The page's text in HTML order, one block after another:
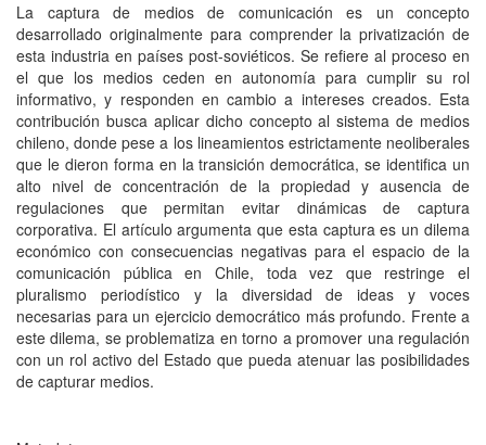
La captura de medios de comunicación es un concepto
desarrollado originalmente para comprender la privatización de
esta industria en países post-soviéticos. Se refiere al proceso en
el que los medios ceden en autonomía para cumplir su rol
informativo, y responden en cambio a intereses creados. Esta
contribución busca aplicar dicho concepto al sistema de medios
chileno, donde pese a los lineamientos estrictamente neoliberales
que le dieron forma en la transición democrática, se identifica un
alto nivel de concentración de la propiedad y ausencia de
regulaciones que permitan evitar dinámicas de captura
corporativa. El artículo argumenta que esta captura es un dilema
económico con consecuencias negativas para el espacio de la
comunicación pública en Chile, toda vez que restringe el
pluralismo periodístico y la diversidad de ideas y voces
necesarias para un ejercicio democrático más profundo. Frente a
este dilema, se problematiza en torno a promover una regulación
con un rol activo del Estado que pueda atenuar las posibilidades
de capturar medios.